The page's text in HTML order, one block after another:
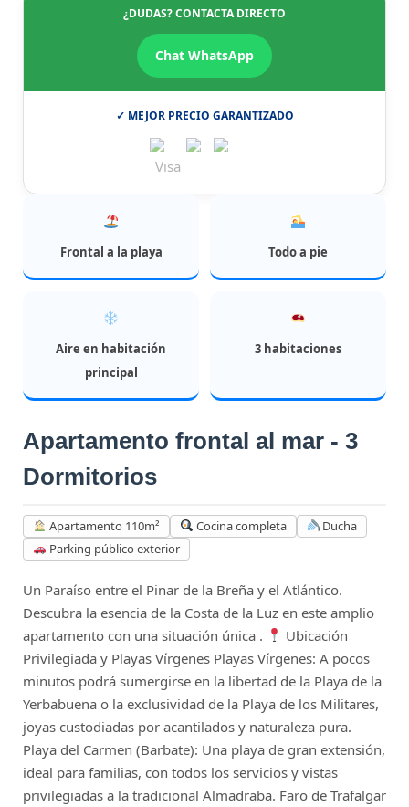
¿DUDAS? CONTACTA DIRECTO
Chat WhatsApp
✓ MEJOR PRECIO GARANTIZADO
Frontal a la playa Todo a pie
Aire en habitación
principal
3 habitaciones
Apartamento frontal al mar - 3
Dormitorios
Apartamento 110m² Cocina completa
Ducha
Parking público exterior
Un Paraíso entre el Pinar de la Breña y el Atlántico.
Descubra la esencia de la Costa de la Luz en este amplio
apartamento con una situación única .
Ubicación
Privilegiada y Playas Vírgenes Playas Vírgenes: A pocos
minutos podrá sumergirse en la libertad de la Playa de la
Yerbabuena o la exclusividad de la Playa de los Militares,
joyas custodiadas por acantilados y naturaleza pura.
Playa del Carmen (Barbate): Una playa de gran extensión,
ideal para familias, con todos los servicios y vistas
privilegiadas a la tradicional Almadraba. Faro de Trafalgar